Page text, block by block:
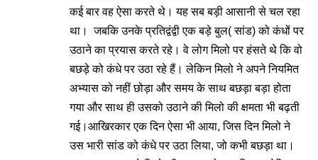
कई बार वह ऐसा करते थे। यह सब बड़ी आसानी से चल रहा
था। जबकि उनके प्रतिद्वंद्वी एक बड़े बुल( सांड) को कंधों पर
उठाने का प्रयास करते रहे। वे लोग मिलो पर हंसते थे कि वो
बछड़े को कंधे पर उठा रहे हैं। लेकिन मिलो ने अपने नियमित
अभ्यास को नहीं छोड़ा और समय के साथ बछड़ा बड़ा होता
गया और साथ ही उसको उठाने की मिलो की क्षमता भी बढ़ती
गई।आखिरकार एक दिन ऐसा भी आया, जिस दिन मिलो ने
उस भारी सांड को कंधे पर उठा लिया, जो कभी बछड़ा था।